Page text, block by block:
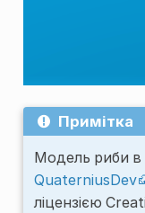
Примітка
Модель риби в
QuaterniusDev
ліцензією